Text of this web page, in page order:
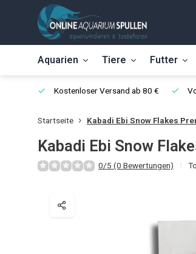
Aquarien Tiere Futter
Kostenloser Versand ab 80 €
Startseite Kabadi Ebi Snow Flakes
Kabadi Ebi Snow
0/5 (0 Bewertungen)